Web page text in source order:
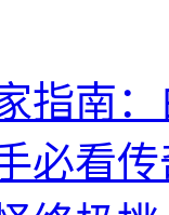
指南
必看